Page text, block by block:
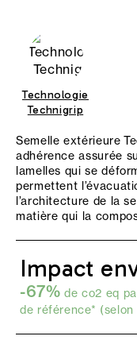
Technologie
Technigrip
Semelle extérieure
adhérence assurée
lamelles qui se
permettent
l’architecture de la
matière qui la
Impact
-67% de co2 eq
de référence* (selon